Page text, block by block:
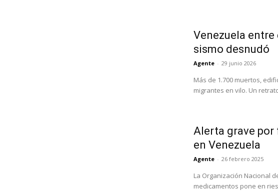
Venezuela entre
sismo desnudó
Agente - 29 junio 2026
Más de 1.700 muertos,
migrantes en vilo. Un
Alerta grave
en Venezuela
Agente - 26 febrero 2025
La Organización Nacional
medicamentos pone en